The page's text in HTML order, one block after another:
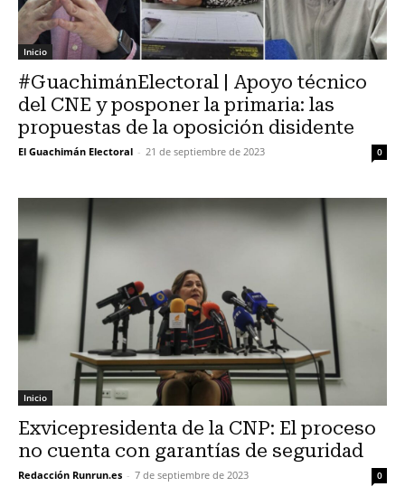
Inicio
#GuachimánElectoral | Apoyo técnico
del CNE y posponer la primaria: las
propuestas de la oposición disidente
El Guachimán Electoral - 21 de septiembre de 2023 0
Inicio
Exvicepresidenta de la CNP: El proceso
no cuenta con garantías de seguridad
Redacción Runrun.es - 7 de septiembre de 2023 0